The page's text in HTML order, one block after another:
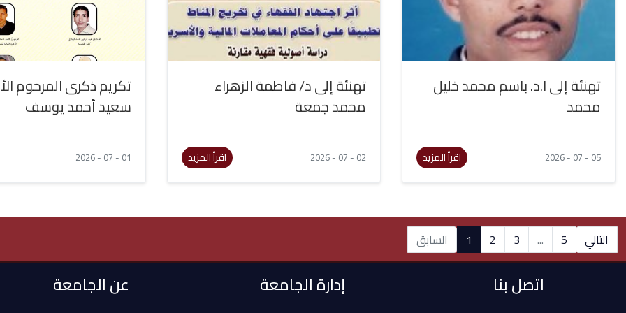
تهنئة إلى ا.د. باسم محمد خليل
محمد
05 - 07 - 2026 اقرأ المزيد
تهنئة إلى د/ فاطمة الزهراء
محمد جمعة
02 - 07 - 2026 اقرأ المزيد
تكريم ذكرى المرحوم
سعيد أحمد يوسف
01 - 07 - 2026
السابق 1 2 3 ... 5 التالي
اتصل بنا إدارة الجامعة عن الجامعة